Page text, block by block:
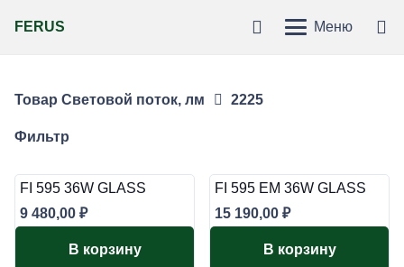
FERUS Меню
Товар Световой поток, лм 2225
Фильтр
FI 595 36W GLASS
9 480,00 ₽
В корзину
FI 595 EM 36W GLASS
15 190,00 ₽
В корзину